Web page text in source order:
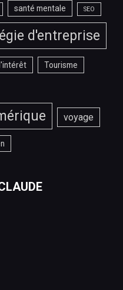
santé mentale SEO
d'entreprise
Tourisme
voyage